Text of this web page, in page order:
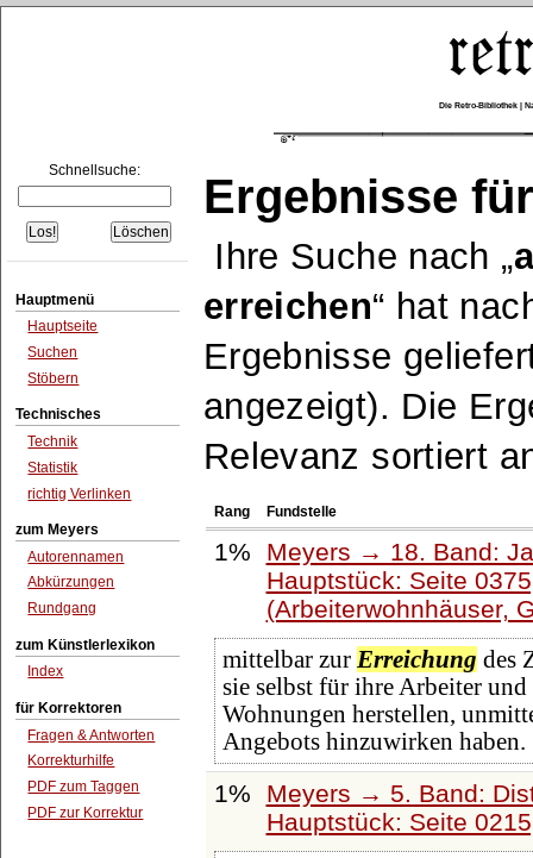
Die Retro-Bibliothek |
Schnellsuche:
Hauptmenü
Hauptseite
Suchen
Stöbern
Technisches
Technik
Statistik
richtig Verlinken
zum Meyers
Autorennamen
Abkürzungen
Rundgang
zum Künstlerlexikon
Index
für Korrektoren
Fragen & Antworten
Korrekturhilfe
PDF zum Taggen
PDF zur Korrektur
Ergebnisse
Ihre Suche nach
erreichen
hat
Ergebnisse
angezeigt). Die
Relevanz sortiert
Rang Fundstelle
1%
Meyers → 18. Band:
Hauptstück: Seite
(Arbeiterwohnhäuser,
mittelbar zur Erreichung des
sie selbst für ihre Arbeiter
Wohnungen herstellen,
Angebots hinzuwirken haben.
1%
Meyers → 5. Band:
Hauptstück: Seite